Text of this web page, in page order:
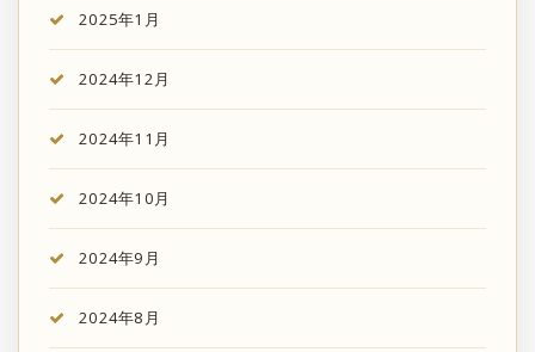
2025年1月
2024年12月
2024年11月
2024年10月
2024年9月
2024年8月